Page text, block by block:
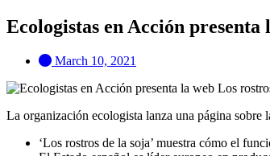
Ecologistas en Acción
March 10, 2021
La organización ecologista lanza una página sobre
‘Los rostros de la soja’ muestra cómo el